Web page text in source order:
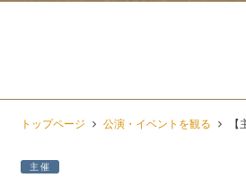
トップページ 公演・イベントを観る 【
主催